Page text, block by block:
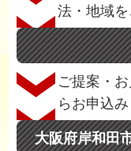
法・地域
ご提案・
らお申込み
大阪府岸和田